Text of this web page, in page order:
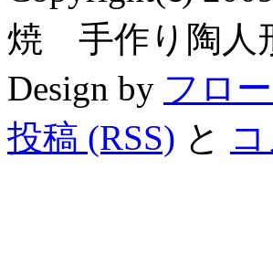
焼 手作り陶人
Design by フロ
投稿 (RSS) と